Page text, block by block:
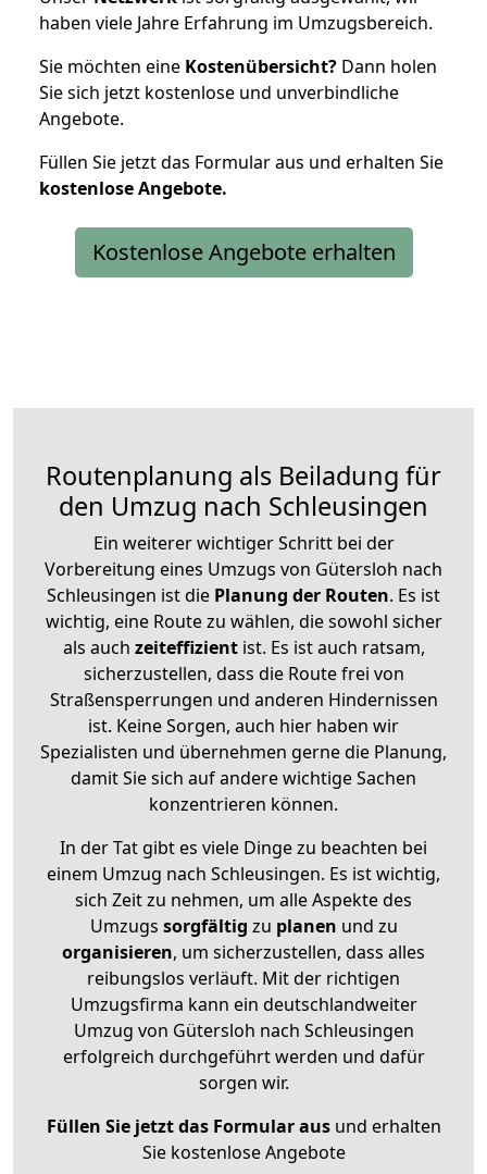
haben viele Jahre Erfahrung im Umzugsbereich.
Sie möchten eine Kostenübersicht? Dann holen
Sie sich jetzt kostenlose und unverbindliche
Angebote.
Füllen Sie jetzt das Formular aus und erhalten Sie
kostenloseAngebote.
Kostenlose Angebote erhalten
Routenplanung als Beiladung für
den Umzug nach Schleusingen
Ein weiterer wichtiger Schritt bei der
Vorbereitung eines Umzugs von Gütersloh nach
Schleusingen ist die Planung der Routen. Es ist
wichtig, eine Route zu wählen, die sowohl sicher
als auch zeiteffizientist. Es ist auch ratsam,
sicherzustellen, dass die Route frei von
Straßensperrungen und anderen Hindernissen
ist. Keine Sorgen, auch hier haben wir
Spezialisten und übernehmen gerne die Planung,
damit Sie sich auf andere wichtige Sachen
konzentrieren können.
In der Tat gibt es viele Dinge zu beachten bei
einem Umzug nach Schleusingen. Es ist wichtig,
sich Zeit zu nehmen, um alle Aspekte des
Umzugs sorgfältig zu planen und zu
organisieren, um sicherzustellen, dass alles
reibungslos verläuft. Mit der richtigen
Umzugsfirma kann ein deutschlandweiter
Umzug von Gütersloh nach Schleusingen
erfolgreich durchgeführt werden und dafür
sorgen wir.
Füllen Sie jetzt das Formular ausund erhalten
Sie kostenlose Angebote